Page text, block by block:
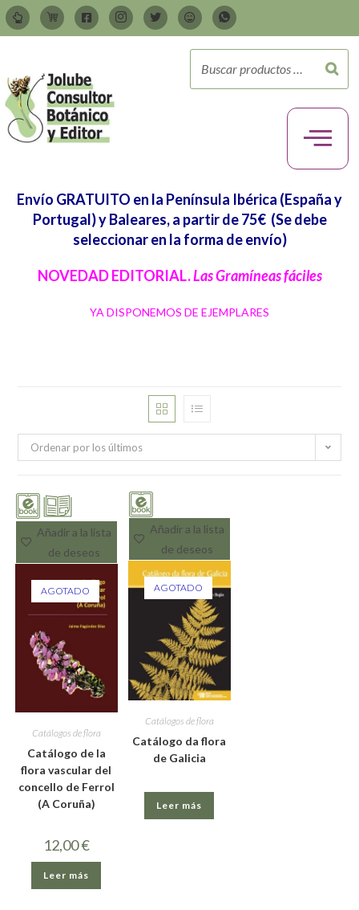
Envío GRATUITO en la Península Ibérica (España y
Portugal) y Baleares, a partir de 75€ (Se debe
seleccionar en la forma de envío)
NOVEDAD EDITORIAL.Las Gramíneas fáciles
YA DISPONEMOS DE EJEMPLARES
Ordenar por los últimos
Añadir a la lista
de deseos
AGOTADO
Catálogos de flora
Catálogo de la
flora vascular del
concello de Ferrol
(A Coruña)
12,00€
Leer más
Añadir a la lista
de deseos
AGOTADO
Catálogos de flora
Catálogo da flora
de Galicia
Leer más